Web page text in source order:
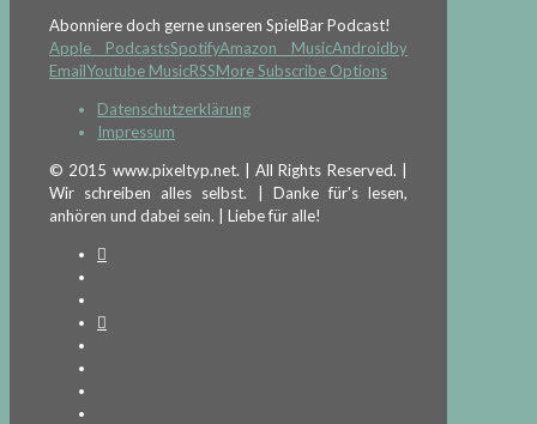
Abonniere doch gerne unseren SpielBar Podcast!
Apple PodcastsSpotifyAmazon MusicAndroidby
EmailYoutube MusicRSSMore Subscribe Options
Datenschutzerklärung
Impressum
© 2015 www.pixeltyp.net. | All Rights Reserved. |
Wir schreiben alles selbst. | Danke für's lesen,
anhören und dabei sein. | Liebe für alle!